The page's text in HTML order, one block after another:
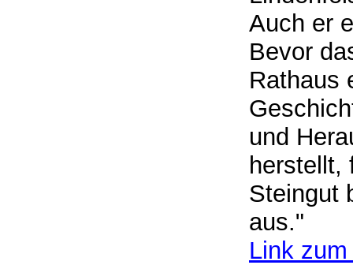
Auch er
Bevor
Rathaus
und
herstellt,
Steingut
aus."
Link